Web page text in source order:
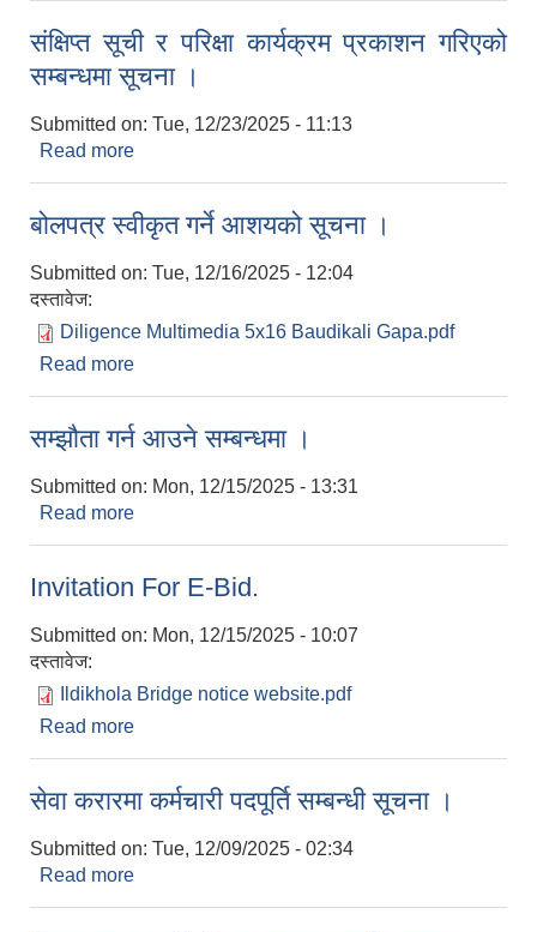
संक्षिप्त सूची र परिक्षा कार्यक्रम प्रकाशन गरिएको
सम्बन्धमा सूचना ।
Submitted on: Tue, 12/23/2025 - 11:13
Read more
बोलपत्र स्वीकृत गर्ने आशयको सूचना ।
Submitted on: Tue, 12/16/2025 - 12:04
दस्तावेज:
Diligence Multimedia 5x16 Baudikali Gapa.pdf
Read more
सम्झौता गर्न आउने सम्बन्धमा ।
Submitted on: Mon, 12/15/2025 - 13:31
Read more
Invitation For E-Bid.
Submitted on: Mon, 12/15/2025 - 10:07
दस्तावेज:
Ildikhola Bridge notice website.pdf
Read more
सेवा करारमा कर्मचारी पदपूर्ति सम्बन्धी सूचना ।
Submitted on: Tue, 12/09/2025 - 02:34
Read more